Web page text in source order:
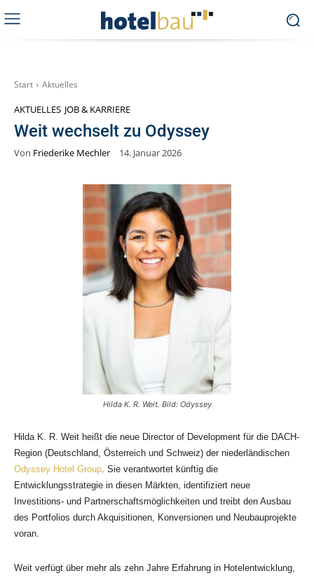
Start Aktuelles
AKTUELLES JOB & KARRIERE
Weit wechselt zu Odyssey
Von Friederike Mechler 14. Januar 2026
Hilda K. R. Weit. Bild: Odyssey
Hilda K. R. Weit heißt die neue Director of Development für die DACH-
Region (Deutschland, Österreich und Schweiz) der niederländischen
Odyssey Hotel Group. Sie verantwortet künftig die
Entwicklungsstrategie in diesen Märkten, identifiziert neue
Investitions- und Partnerschaftsmöglichkeiten und treibt den Ausbau
des Portfolios durch Akquisitionen, Konversionen und Neubauprojekte
voran.
Weit verfügt über mehr als zehn Jahre Erfahrung in Hotelentwicklung,